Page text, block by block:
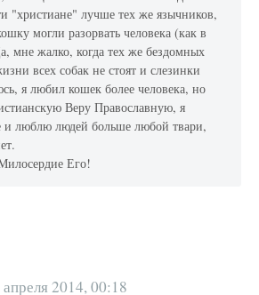
"христиане" лучше тех же язычников,
могли разорвать человека (как в
мне жалко, когда тех же бездомных
всех собак не стоят и слезинки
я любил кошек более человека, но
Веру Православную, я
и люблю людей больше любой твари,
Его!
апреля 2014, 00:18